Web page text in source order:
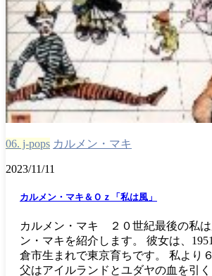
06. j-pops カルメン・マキ
2023/11/11
カルメン・マキ＆Ｏｚ「私は風」
カルメン・マキ ２０世紀最後の私
ン・マキを紹介します。 彼女は、
倉市生まれで東京育ちです。 私より
父はアイルランドとユダヤの血を引く